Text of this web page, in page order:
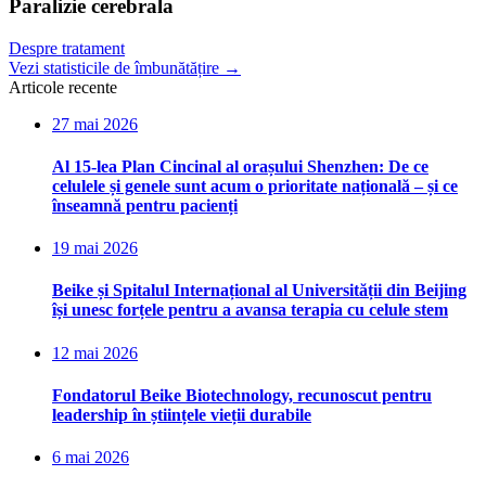
Paralizie cerebrala
Despre tratament
Vezi statisticile de îmbunătățire →
Articole recente
27 mai 2026
Al 15-lea Plan Cincinal al orașului Shenzhen: De ce
celulele și genele sunt acum o prioritate națională – și ce
înseamnă pentru pacienți
19 mai 2026
Beike și Spitalul Internațional al Universității din Beijing
își unesc forțele pentru a avansa terapia cu celule stem
12 mai 2026
Fondatorul Beike Biotechnology, recunoscut pentru
leadership în științele vieții durabile
6 mai 2026